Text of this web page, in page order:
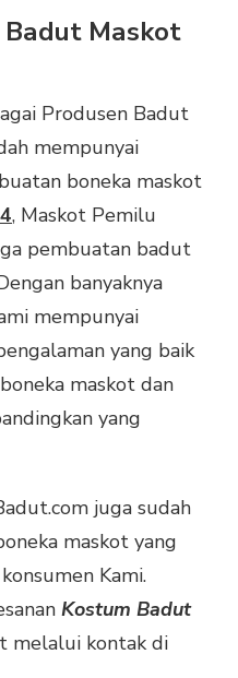
Badut Maskot
Produsen Badut
mempunyai
boneka maskot
, Maskot Pemilu
pembuatan badut
banyaknya
mempunyai
yang baik
maskot dan
yang
juga sudah
maskot yang
Kami.
Kostum Badut
melalui kontak di